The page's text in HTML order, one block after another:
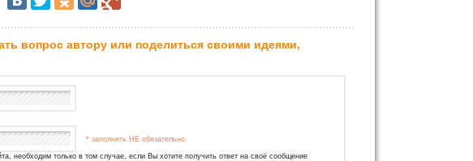
вопрос автору или поделиться своими идеями,
* заполнять НЕ обязательно
необходим только в том случае, если Вы хотите получить ответ на своё сообщение